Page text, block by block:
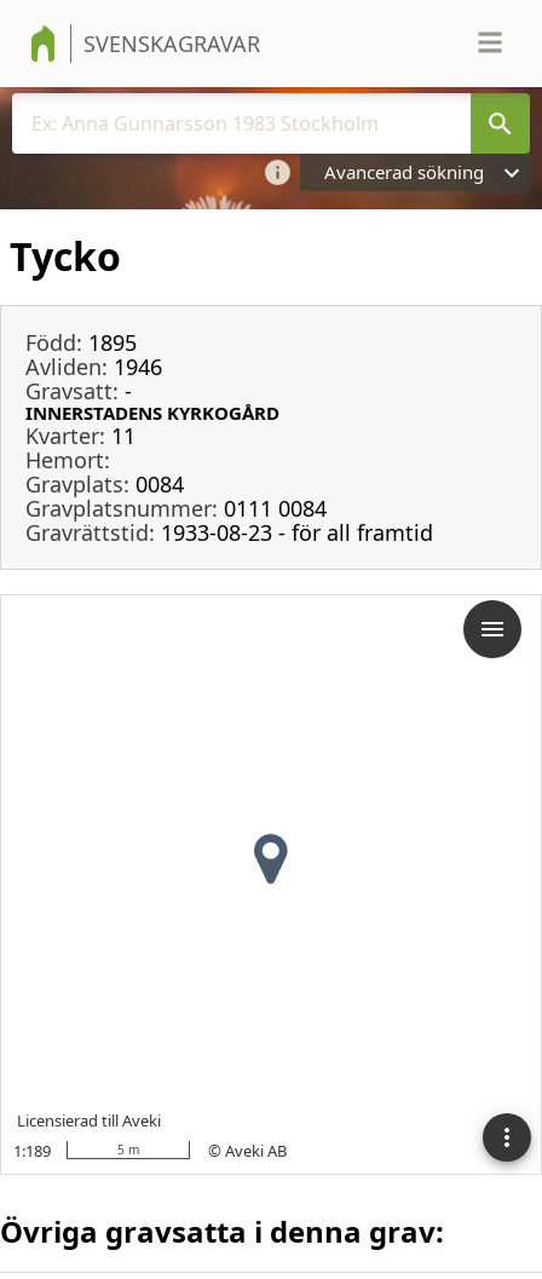
SVENSKAGRAVAR
Avancerad sökning
Tycko
Född: 1895
Avliden: 1946
Gravsatt: -
INNERSTADENS KYRKOGÅRD
Kvarter: 11
Hemort:
Gravplats: 0084
Gravplatsnummer: 0111 0084
Gravrättstid: 1933-08-23 - för all framtid
Övriga gravsatta i denna grav: